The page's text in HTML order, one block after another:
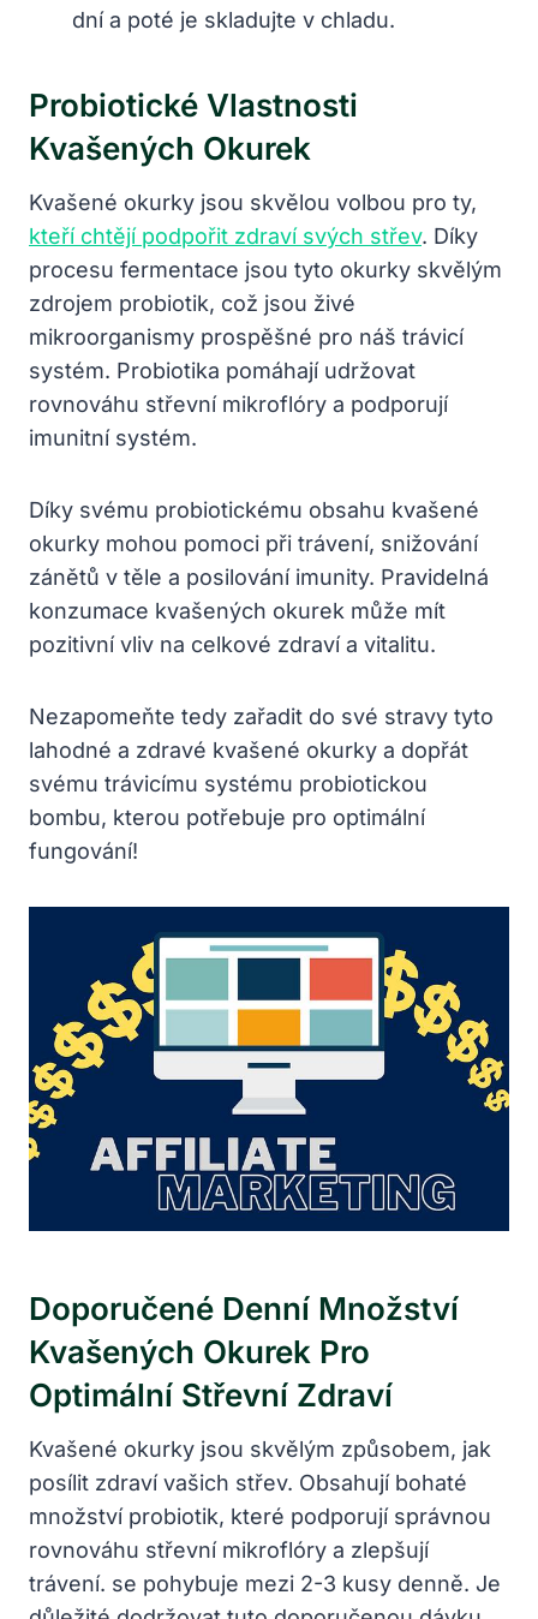
dní a poté je skladujte v chladu.
Probiotické Vlastnosti
Kvašených Okurek
Kvašené okurky jsou skvělou volbou pro ty,
kteří chtějí podpořit zdraví svých střev. Díky
procesu fermentace jsou tyto okurky skvělým
zdrojem probiotik, což jsou živé
mikroorganismy prospěšné pro náš trávicí
systém. Probiotika pomáhají udržovat
rovnováhu střevní mikroflóry a podporují
imunitní systém.
Díky svému probiotickému obsahu kvašené
okurky mohou pomoci při trávení, snižování
zánětů v těle a posilování imunity. Pravidelná
konzumace kvašených okurek může mít
pozitivní vliv na celkové zdraví a vitalitu.
Nezapomeňte tedy zařadit do své stravy tyto
lahodné a zdravé kvašené okurky a dopřát
svému trávicímu systému probiotickou
bombu, kterou potřebuje pro optimální
fungování!
Doporučené Denní Množství
Kvašených Okurek Pro
Optimální Střevní Zdraví
Kvašené okurky jsou skvělým způsobem, jak
posílit zdraví vašich střev. Obsahují bohaté
množství probiotik, které podporují správnou
rovnováhu střevní mikroflóry a zlepšují
trávení. se pohybuje mezi 2-3 kusy denně. Je